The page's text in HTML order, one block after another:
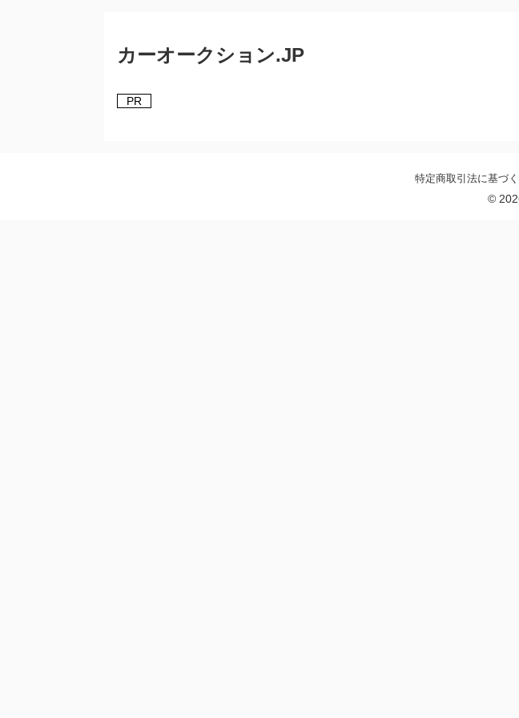
カーオークション.JP
PR
特定商取引法に基づ
©